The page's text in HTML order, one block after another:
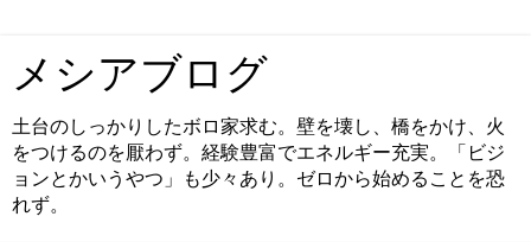
メシアブログ
土台のしっかりしたボロ家求む。壁を壊し、橋をかけ、火
をつけるのを厭わず。経験豊富でエネルギー充実。「ビジ
ョンとかいうやつ」も少々あり。ゼロから始めることを恐
れず。